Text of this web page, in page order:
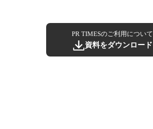
PR TIMESのご利用について
資料をダウンロード